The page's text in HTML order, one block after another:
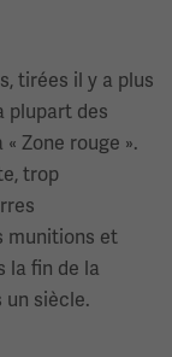
tirées il y a plus
plupart des
Zone rouge ».
trop
munitions et
la fin de la
un siècle.